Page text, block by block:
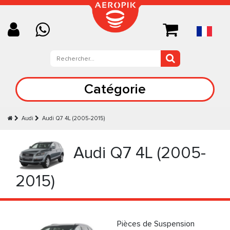
Catégorie
Audi Audi Q7 4L (2005-2015)
Audi Q7 4L (2005-
2015)
Pièces de Suspension